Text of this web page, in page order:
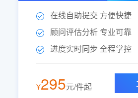
在线自助提交 方便快捷
顾问评估分析 专业可靠
进度实时同步 全程掌控
¥295元/件起